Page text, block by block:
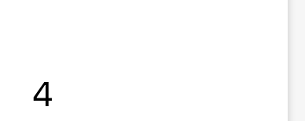
4